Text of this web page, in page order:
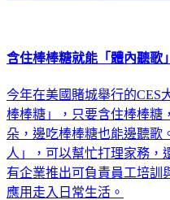
含住棒棒糖就能「體內聽
今年在美國賭城舉行的CES
棒棒糖」，只要含住棒棒糖
朵，邊吃棒棒糖也能邊聽歌
人」，可以幫忙打理家務，
有企業推出可負責員工培訓
應用走入日常生活。